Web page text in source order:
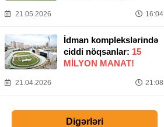
21.05.2026 16:04
İdman komplekslərində
ciddi nöqsanlar: 15
MILYON MANAT!
21.04.2026 21:08
Digərləri